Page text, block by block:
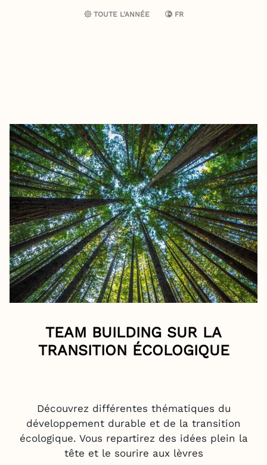
TOUTE L'ANNÉE FR
TEAM BUILDING SUR LA
TRANSITION ÉCOLOGIQUE
Découvrez différentes thématiques du
développement durable et de la transition
écologique. Vous repartirez des idées plein la
tête et le sourire aux lèvres